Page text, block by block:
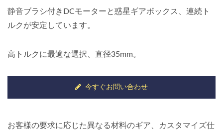
静音ブラシ付きDCモーターと惑星ギアボックス、連続ト
ルクが安定しています。
高トルクに最適な選択、直径35mm。
今すぐお問い合わせ
お客様の要求に応じた異なる材料のギア、カスタマイズ仕